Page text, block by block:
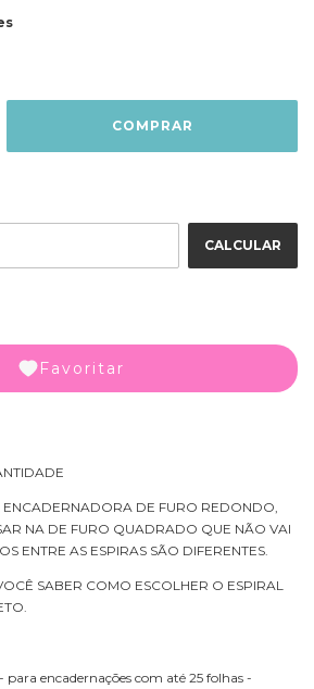
CALCULAR
Favoritar
ENCADERNADORA DE FURO REDONDO,
NA DE FURO QUADRADO QUE NÃO VAI
ENTRE AS ESPIRAS SÃO DIFERENTES.
SABER COMO ESCOLHER O ESPIRAL
encadernações com até 25 folhas -